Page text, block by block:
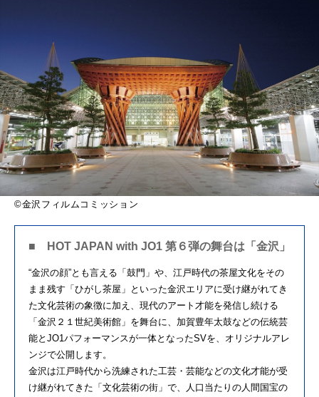
©金沢フィルムコミッション
■ HOT JAPAN with JO1 第６弾の舞台は「金沢」
“金沢の顔”とも言える「鼓門」や、江戸時代の茶屋文化をその
まま残す「ひがし茶屋」といった金沢エリアに受け継がれてき
た文化芸術の象徴に加え、現代のアート才能を発信し続ける
「金沢２１世紀美術館」を舞台に、加賀豊年太鼓などの伝統芸
能とJO1パフォーマンスが一体となったSVを、オリジナルアレ
ンジで公開します。
金沢は江戸時代から洗練された工芸・芸能などの文化才能が受
け継がれてきた「文化芸術の街」で、人口当たりの人間国宝の